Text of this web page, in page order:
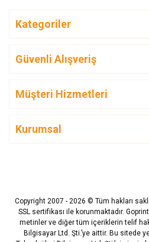
Kategoriler
Güvenli Alışveriş
Müşteri Hizmetleri
Kurumsal
Copyright 2007 - 2026 © Tüm hakları
SSL sertifikası ile korunmaktadır.
metinler ve diğer tüm içeriklerin telif
Bilgisayar Ltd. Şti.’ye aittir. Bu sitede